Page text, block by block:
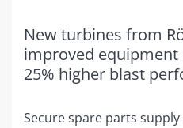
New turbines from
improved equipment
25% higher blast
Secure spare parts